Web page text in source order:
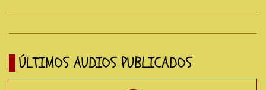
ÚLTIMOS AUDIOS PUBLICADOS